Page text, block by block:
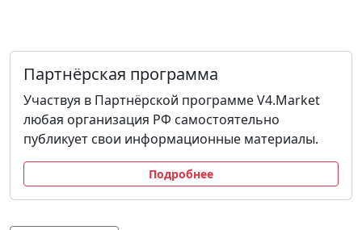
Партнёрская программа
Участвуя в Партнёрской программе V4.Market
любая организация РФ самостоятельно
публикует свои информационные материалы.
Подробнее